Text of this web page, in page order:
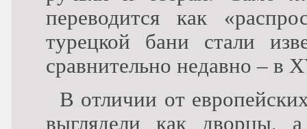
переводится как
турецкой бани стали
сравнительно недавно – в
В отличии от
выглядели как дворцы,